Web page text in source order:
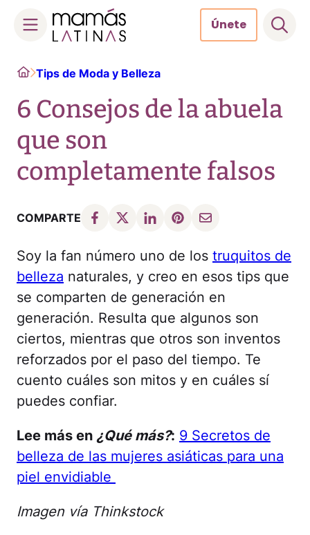
content
Únete
HomeTips de Moda y Belleza
6 Consejos de la abuela
que son
completamente falsos
COMPARTE
Soy la fan número uno de los truquitos de
belleza naturales, y creo en esos tips que
se comparten de generación en
generación. Resulta que algunos son
ciertos, mientras que otros son inventos
reforzados por el paso del tiempo. Te
cuento cuáles son mitos y en cuáles sí
puedes confiar.
Lee más en ¿Qué más?: 9 Secretos de
belleza de las mujeres asiáticas para una
piel envidiable
Imagen vía Thinkstock